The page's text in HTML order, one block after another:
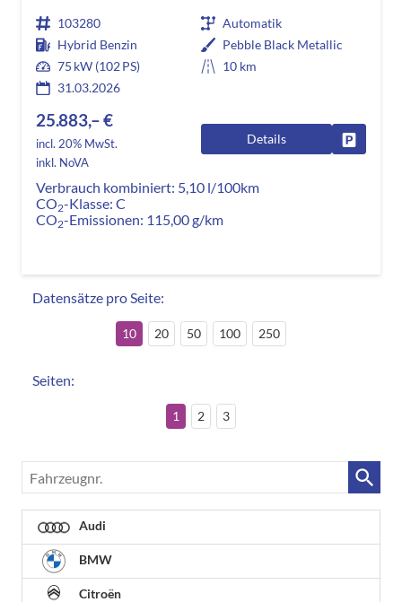
103280
Automatik
Hybrid Benzin
Pebble Black Metallic
75 kW (102 PS)
10 km
31.03.2026
25.883,– €
incl. 20% MwSt.
inkl. NoVA
Details
Verbrauch kombiniert: 5,10 l/100km
CO2-Klasse: C
CO2-Emissionen: 115,00 g/km
Datensätze pro Seite:
10 20 50 100 250
Seiten:
1 2 3
Fahrzeugnr.
Audi
BMW
Citroën